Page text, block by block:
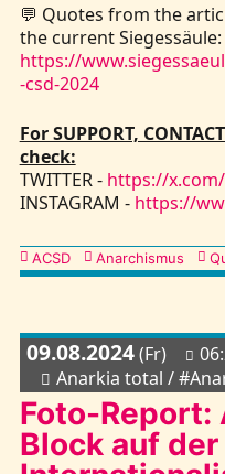
💬 Quotes from the
the current Siegessäule:
https://
-csd-2024
For SUPPORT,
check:
TWITTER - https://
INSTAGRAM - https://
Kategorien
ACSD Anarchismus
09.08.2024(Fr)
Anarkia total /
Foto-
Block auf der